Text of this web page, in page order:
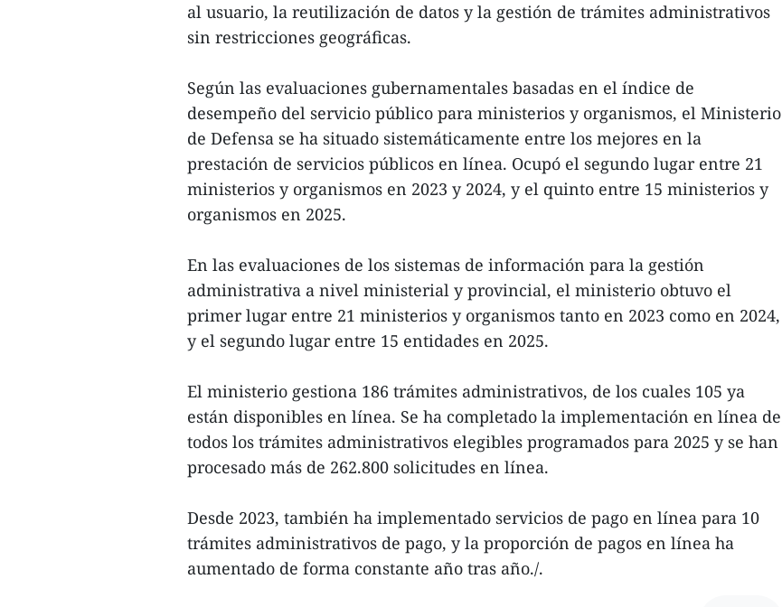
al usuario, la reutilización de datos y la gestión de trámites administrativos
sin restricciones geográficas.
Según las evaluaciones gubernamentales basadas en el índice de
desempeño del servicio público para ministerios y organismos, el Ministerio
de Defensa se ha situado sistemáticamente entre los mejores en la
prestación de servicios públicos en línea. Ocupó el segundo lugar entre 21
ministerios y organismos en 2023 y 2024, y el quinto entre 15 ministerios y
organismos en 2025.
En las evaluaciones de los sistemas de información para la gestión
administrativa a nivel ministerial y provincial, el ministerio obtuvo el
primer lugar entre 21 ministerios y organismos tanto en 2023 como en 2024,
y el segundo lugar entre 15 entidades en 2025.
El ministerio gestiona 186 trámites administrativos, de los cuales 105 ya
están disponibles en línea. Se ha completado la implementación en línea de
todos los trámites administrativos elegibles programados para 2025 y se han
procesado más de 262.800 solicitudes en línea.
Desde 2023, también ha implementado servicios de pago en línea para 10
trámites administrativos de pago, y la proporción de pagos en línea ha
aumentado de forma constante año tras año./.